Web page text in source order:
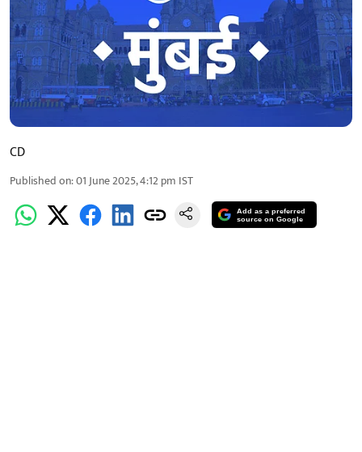
CD
Published on:01 June 2025, 4:12 pm IST
Add as a preferred
source on Google